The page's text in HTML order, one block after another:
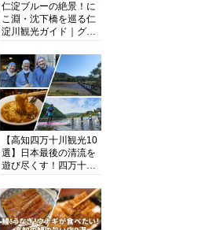
仁淀ブルーの絶景！に
こ淵・沈下橋を巡る仁
淀川観光ガイド｜グル
まで完全網羅！
【高知四万十川観光10
選】日本最後の清流を
遊び尽くす！四万十川
を網羅したおすすめガ
イド